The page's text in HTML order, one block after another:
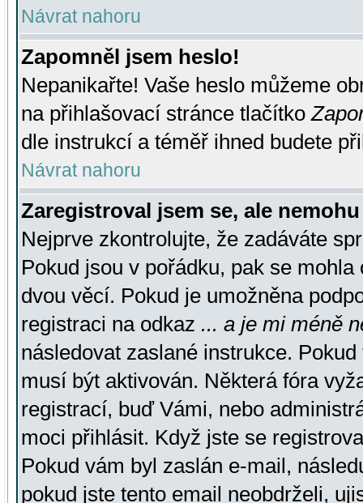
Návrat nahoru
Zapomněl jsem heslo!
Nepanikařte! Vaše heslo můžeme
na přihlašovací stránce tlačítko
dle instrukcí a téměř ihned budete
Návrat nahoru
Zaregistroval jsem se, ale
Nejprve zkontrolujte, že zadáváte
Pokud jsou v pořádku, pak se
dvou věcí. Pokud je umožněna
registraci na odkaz ... a je mi méně
následovat zaslané instrukce.
musí být aktivován. Některá fóra
registrací, buď Vámi, nebo
moci přihlásit. Když jste se
Pokud vám byl zaslán e-mail,
pokud jste tento email neobdrželi,